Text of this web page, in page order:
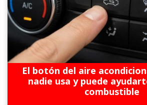
El botón del aire
nadie usa y puede
combustible